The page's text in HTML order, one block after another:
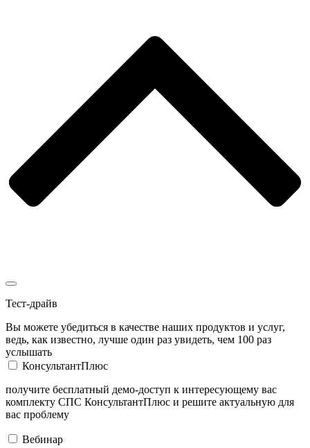
Тест-драйв
Вы можете убедиться в качестве наших продуктов и услуг,
ведь, как известно, лучше один раз увидеть, чем 100 раз
услышать
КонсультантПлюс
получите бесплатный демо-доступ к интересующему вас
комплекту СПС КонсультантПлюс и решите актуальную для
вас проблему
Вебинар